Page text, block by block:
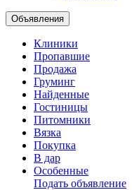
Объявления
Клиники
Пропавшие
Продажа
Груминг
Найденные
Гостиницы
Питомники
Вязка
Покупка
В дар
Особенные
Подать объявление